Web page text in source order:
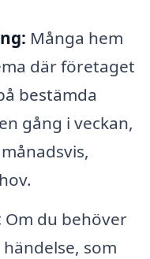
Många hem
där företaget
bestämda
gång i veckan,
Om du behöver
som